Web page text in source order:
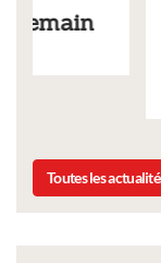
Liste des
délibération
Toutes les